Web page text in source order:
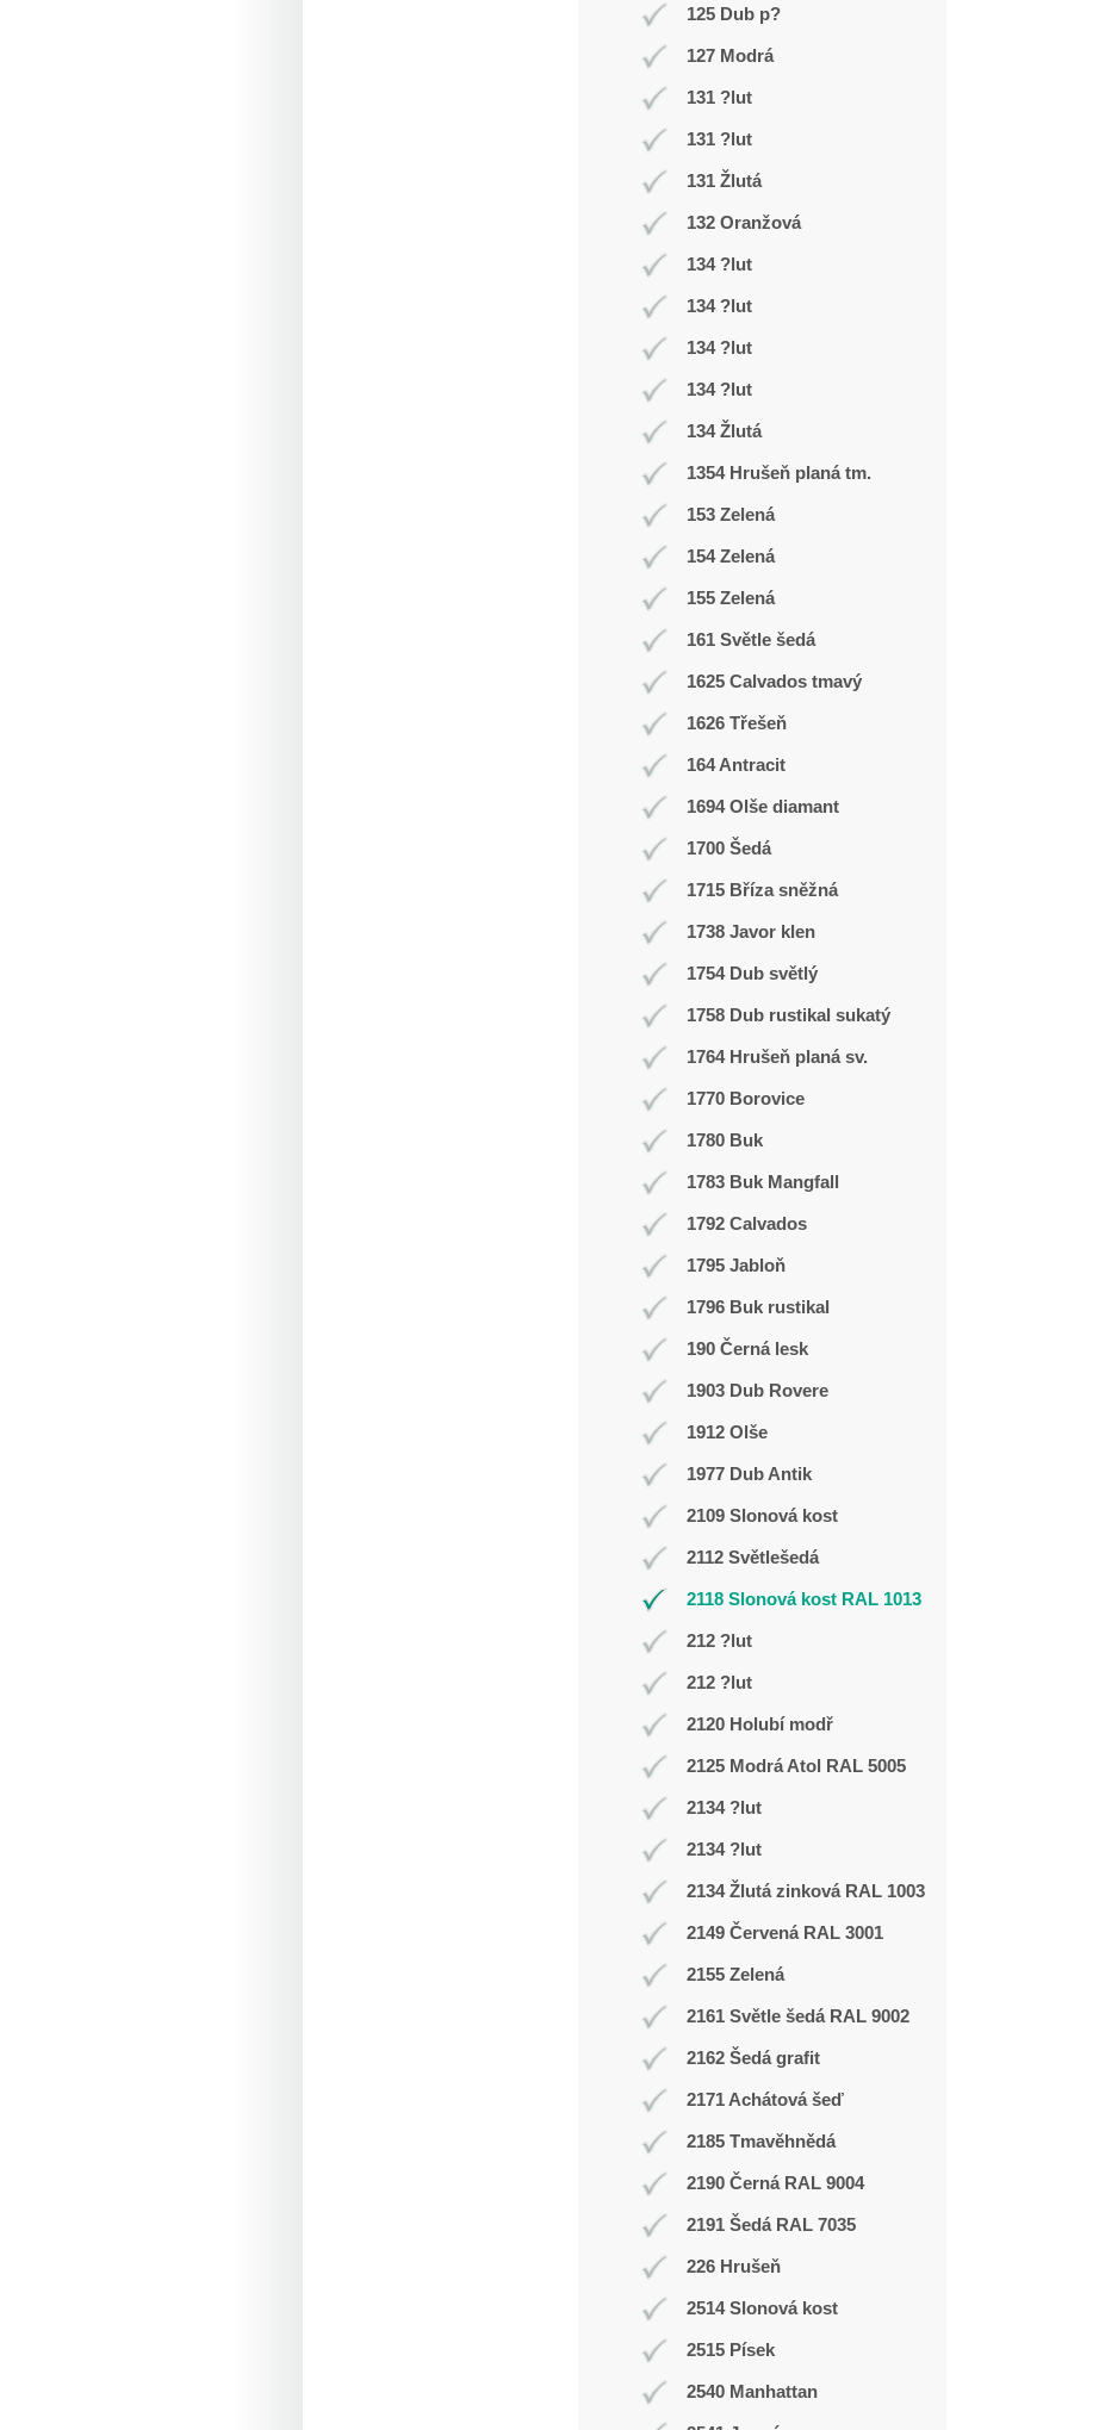
125 Dub p?
127 Modrá
131 ?lut
131 ?lut
131 Žlutá
132 Oranžová
134 ?lut
134 ?lut
134 ?lut
134 ?lut
134 Žlutá
1354 Hrušeň planá tm.
153 Zelená
154 Zelená
155 Zelená
161 Světle šedá
1625 Calvados tmavý
1626 Třešeň
164 Antracit
1694 Olše diamant
1700 Šedá
1715 Bříza sněžná
1738 Javor klen
1754 Dub světlý
1758 Dub rustikal sukatý
1764 Hrušeň planá sv.
1770 Borovice
1780 Buk
1783 Buk Mangfall
1792 Calvados
1795 Jabloň
1796 Buk rustikal
190 Černá lesk
1903 Dub Rovere
1912 Olše
1977 Dub Antik
2109 Slonová kost
2112 Světlešedá
2118 Slonová kost RAL 1013
212 ?lut
212 ?lut
2120 Holubí modř
2125 Modrá Atol RAL 5005
2134 ?lut
2134 ?lut
2134 Žlutá zinková RAL 1003
2149 Červená RAL 3001
2155 Zelená
2161 Světle šedá RAL 9002
2162 Šedá grafit
2171 Achátová šeď
2185 Tmavěhnědá
2190 Černá RAL 9004
2191 Šedá RAL 7035
226 Hrušeň
2514 Slonová kost
2515 Písek
2540 Manhattan